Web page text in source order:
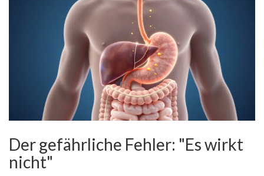
Der gefährliche Fehler: "Es wirkt
nicht"